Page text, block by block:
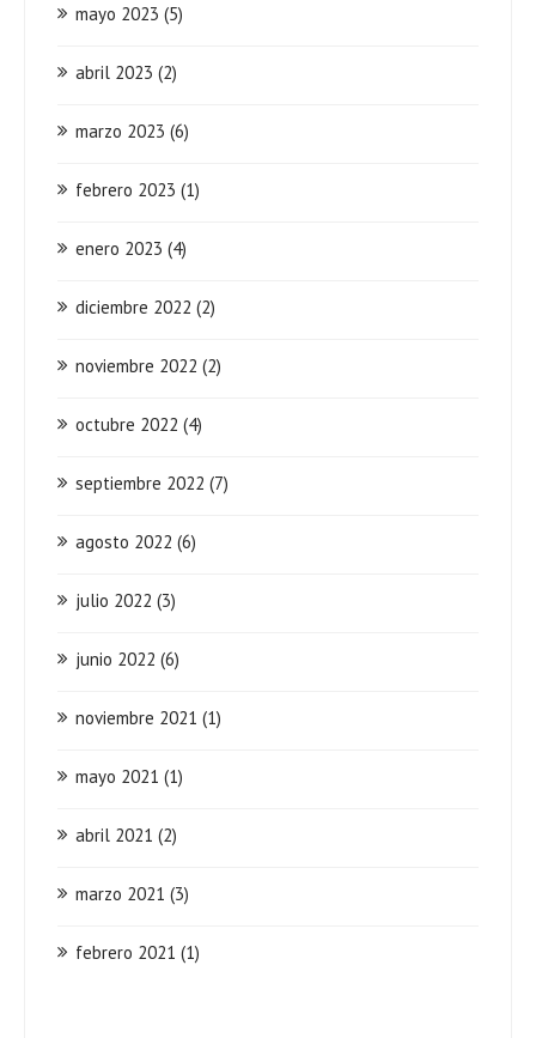
mayo 2023 (5)
abril 2023 (2)
marzo 2023 (6)
febrero 2023 (1)
enero 2023 (4)
diciembre 2022 (2)
noviembre 2022 (2)
octubre 2022 (4)
septiembre 2022 (7)
agosto 2022 (6)
julio 2022 (3)
junio 2022 (6)
noviembre 2021 (1)
mayo 2021 (1)
abril 2021 (2)
marzo 2021 (3)
febrero 2021 (1)